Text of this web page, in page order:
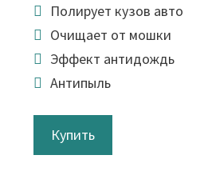
Полирует кузов авто
Очищает от мошки
Эффект антидождь
Антипыль
Купить